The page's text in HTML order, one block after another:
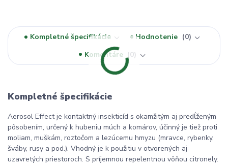
Kompletné špecifikácie Hodnotenie
0
Komentáre
0
Kompletné špecifikácie
Aerosol Effect je kontaktný insekticíd s okamžitým aj predĺženým
pôsobením, určený k hubeniu múch a komárov, účinný je tiež proti
moliam, muškám, roztočom a lezúcemu hmyzu (mravce, rybenky,
šváby, rusy a pod.). Vhodný je k použitiu v otvorených aj
uzavretých priestoroch. S príjemnou repelentnou vôňou citronely.